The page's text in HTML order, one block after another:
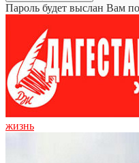
Пароль будет выслан Вам
жизнь